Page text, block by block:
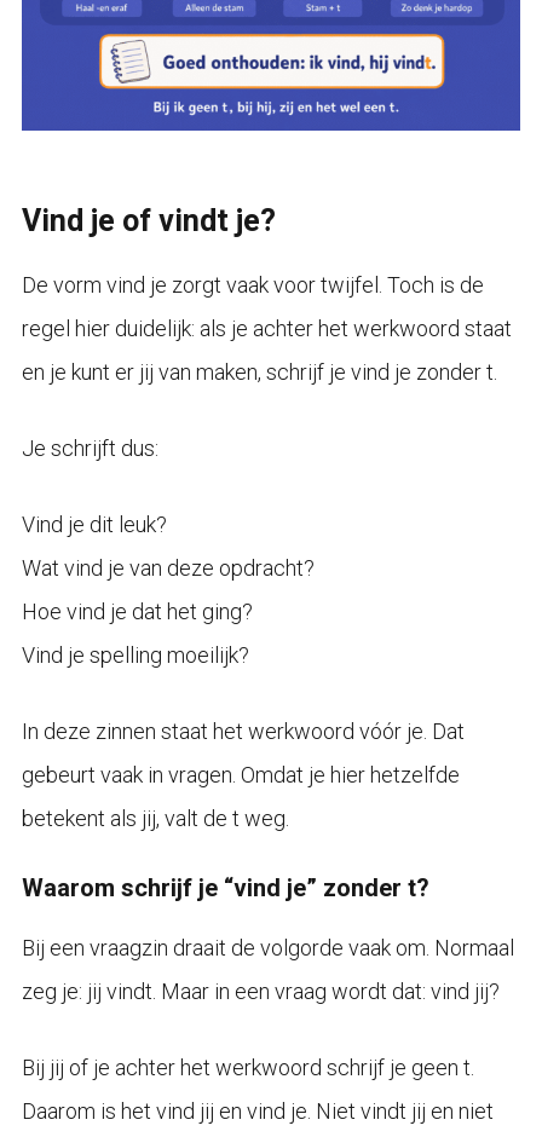
Vind je of vindt je?
De vorm vind je zorgt vaak voor twijfel. Toch is de
regel hier duidelijk: als je achter het werkwoord staat
en je kunt er jij van maken, schrijf je vind je zonder t.
Je schrijft dus:
Vind je dit leuk?
Wat vind je van deze opdracht?
Hoe vind je dat het ging?
Vind je spelling moeilijk?
In deze zinnen staat het werkwoord vóór je. Dat
gebeurt vaak in vragen. Omdat je hier hetzelfde
betekent als jij, valt de t weg.
Waarom schrijf je “vind je” zonder t?
Bij een vraagzin draait de volgorde vaak om. Normaal
zeg je: jij vindt. Maar in een vraag wordt dat: vind jij?
Bij jij of je achter het werkwoord schrijf je geen t.
Daarom is het vind jij en vind je. Niet vindt jij en niet